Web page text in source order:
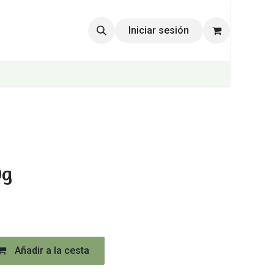
Iniciar sesión
Añadir a la cesta